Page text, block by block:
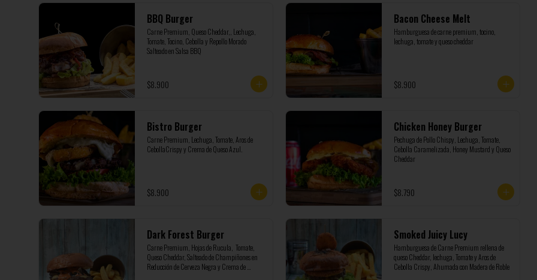
BBQ Burger
Carne Premium, Queso Cheddar,, Lechuga,
Tomate, Tocino, Cebolla y Repollo Morado
Salteado en Salsa BBQ
$8.900
Bacon Cheese Melt
Hamburguesa de carne premium, tocino,
lechuga, tomate y queso cheddar
$8.900
Bistro Burger
Carne Premium, Lechuga, Tomate, Aros de
CebollaCrispy y Crema de Queso Azul.
$8.900
Chicken Honey Burger
Pechuga de Pollo Chispy, Lechuga, Tomate,
Cebolla Caramelizada, Honey Mustard y Queso
Cheddar
$8.790
Dark Forest Burger
Carne Premium, Hojas de Rucula,  Tomate,
Queso Cheddar, Salteado de Champiñones en
Reducción de Cerveza Negra y Crema de
Smoked Juicy Lucy
Hamburguesa de Carne Premium rellena de
queso Cheddar, lechuga, Tomate y Aros de
Cebolla Crispy, Ahumada con Madera de Roble